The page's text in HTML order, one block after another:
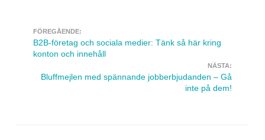
Navigera inlägg
FÖREGÅENDE:
B2B-företag och sociala medier: Tänk så här kring
konton och innehåll
NÄSTA:
Bluffmejlen med spännande jobberbjudanden – Gå
inte på dem!